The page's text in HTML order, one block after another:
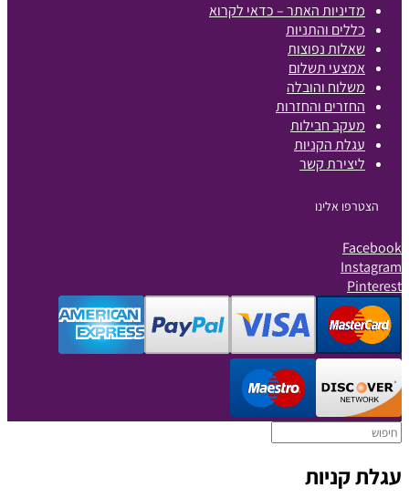
מדיניות האתר – כדאי לקרוא
כללים והתניות
שאלות נפוצות
אמצעי תשלום
משלוח והובלה
החזרים והחזרות
מעקב חבילות
עגלת הקניות
ליצירת קשר
הצטרפו אלינו
Facebook
Instagram
Pinterest
עגלת קניות